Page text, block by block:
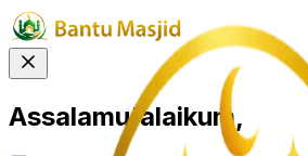
Assalamu'alaikum,